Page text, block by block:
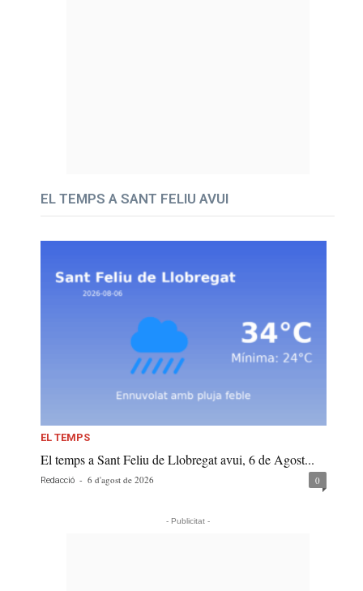
EL TEMPS A SANT FELIU AVUI
EL TEMPS
El temps a Sant Feliu de Llobregat avui, 6 de Agost...
Redacció - 6 d'agost de 2026 0
- Publicitat -